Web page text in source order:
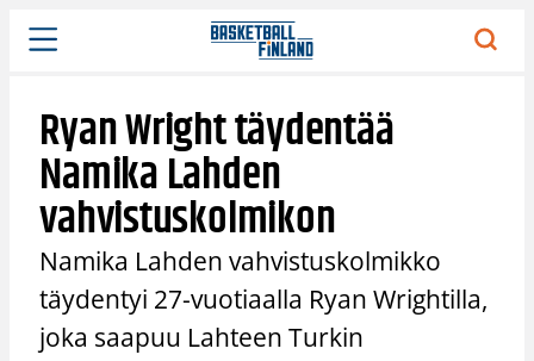
Siirry
sisältöön
Ryan Wright täydentää
Namika Lahden
vahvistuskolmikon
Namika Lahden vahvistuskolmikko
täydentyi 27-vuotiaalla Ryan Wrightilla,
joka saapuu Lahteen Turkin